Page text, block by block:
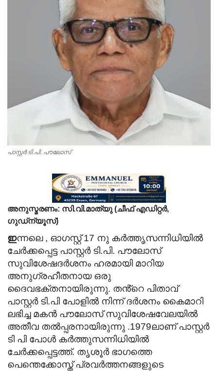
Praise & Prayers
പാസ്റ്റർ ടി.പി. പൗലോസ്
അനുസ്മരണം: സി.വി.മാത്യു (ചീഫ് എഡിറ്റർ,
ഗുഡ്ന്യൂസ്)
ഇന്നലെ , ഓഗസ്റ്റ് 17 നു കർത്തൃസന്നിധിയിൽ
ചേർക്കപ്പെട്ട പാസ്റ്റർ ടി.പി. പൗലോസ്
സുവിശേഷദർശനം ഹരമായി മാറിയ
അനുഗ്രഹീതനായ ഒരു
ദൈവഭക്തനായിരുന്നു. തൻ്റെ പിതാവ്
പാസ്റ്റർ ടി.പി പോളിൽ നിന്ന് ദർശനം കൈമാറി
ലഭിച്ച മകൻ പൗലോസ് സുവിശേഷവേലയിൽ
അതീവ തൽപ്പരനായിരുന്നു .1979ലാണ് പാസ്റ്റർ
ടി പി പോൾ കർത്തുസന്നിധിയിൽ
ചേർക്കപ്പെട്ടത്ത്. തൃശൂർ ഭാഗത്തെ
പെന്തെക്കോസ്ത് പ്രവർത്തനങ്ങളുടെ